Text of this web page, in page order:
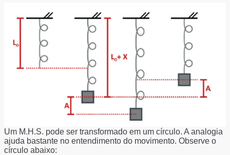
Um M.H.S. pode ser transformado em um círculo. A analogia
ajuda bastante no entendimento do movimento. Observe o
círculo abaixo: